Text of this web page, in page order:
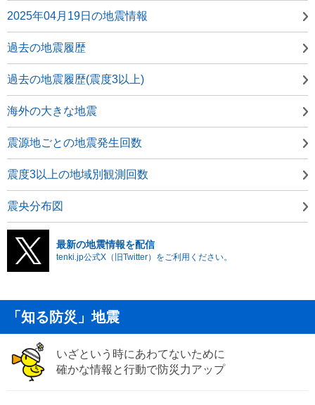
2025年04月19日の地震情報
過去の地震履歴
過去の地震履歴(震度3以上)
海外の大きな地震
震源地ごとの地震発生回数
震度3以上の地域別観測回数
震央分布図
最新の地震情報を配信
tenki.jp公式X（旧Twitter）をご利用ください。
「知る防災」地震
いざという時にあわてないために
確かな情報と行動で防災力アップ